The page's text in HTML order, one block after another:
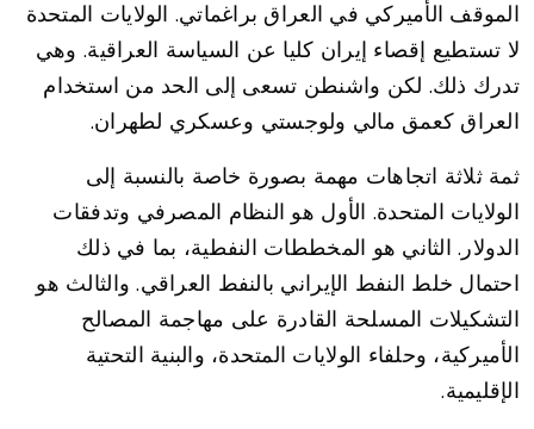
الموقف الأميركي في العراق براغماتي. الولايات المتحدة
لا تستطيع إقصاء إيران كليا عن السياسة العراقية. وهي
تدرك ذلك. لكن واشنطن تسعى إلى الحد من استخدام
العراق كعمق مالي ولوجستي وعسكري لطهران.
ثمة ثلاثة اتجاهات مهمة بصورة خاصة بالنسبة إلى
الولايات المتحدة. الأول هو النظام المصرفي وتدفقات
الدولار. الثاني هو المخططات النفطية، بما في ذلك
احتمال خلط النفط الإيراني بالنفط العراقي. والثالث هو
التشكيلات المسلحة القادرة على مهاجمة المصالح
الأميركية، وحلفاء الولايات المتحدة، والبنية التحتية
الإقليمية.